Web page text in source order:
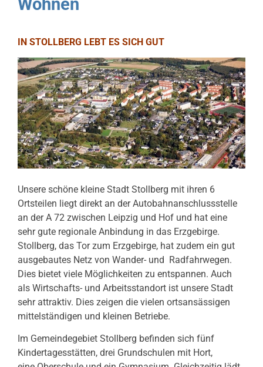
Wohnen
IN STOLLBERG LEBT ES SICH GUT
Unsere schöne kleine Stadt Stollberg mit ihren 6
Ortsteilen liegt direkt an der Autobahnanschlussstelle
an der A 72 zwischen Leipzig und Hof und hat eine
sehr gute regionale Anbindung in das Erzgebirge.
Stollberg, das Tor zum Erzgebirge, hat zudem ein gut
ausgebautes Netz von Wander- und Radfahrwegen.
Dies bietet viele Möglichkeiten zu entspannen. Auch
als Wirtschafts- und Arbeitsstandort ist unsere Stadt
sehr attraktiv. Dies zeigen die vielen ortsansässigen
mittelständigen und kleinen Betriebe.
Im Gemeindegebiet Stollberg befinden sich fünf
Kindertagesstätten, drei Grundschulen mit Hort,